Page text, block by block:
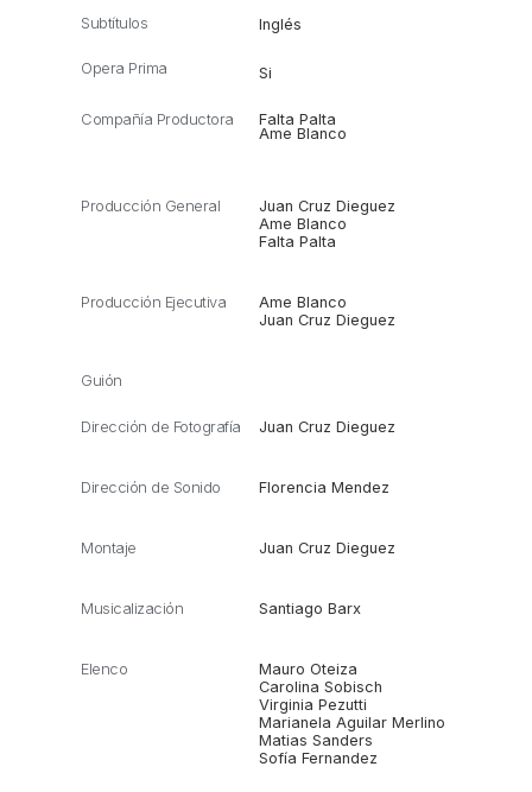
Subtítulos Inglés
Opera Prima Si
Compañía Productora
Falta Palta
Ame Blanco
Producción General
Juan Cruz Dieguez
Ame Blanco
Falta Palta
Producción Ejecutiva
Ame Blanco
Juan Cruz Dieguez
Guión
Dirección de Fotografía Juan Cruz Dieguez
Dirección de Sonido Florencia Mendez
Montaje Juan Cruz Dieguez
Musicalización Santiago Barx
Elenco
Mauro Oteiza
Carolina Sobisch
Virginia Pezutti
Marianela Aguilar Merlino
Matias Sanders
Sofía Fernandez